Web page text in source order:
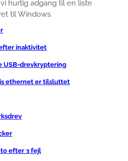
hurtig adgang til en liste
til Windows.
inaktivitet
USB-drevkryptering
ethernet er tilsluttet
efter 3 fejl